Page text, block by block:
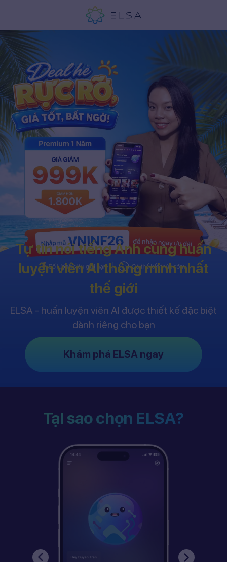
Tự tin nói tiếng Anh cùng huấn
luyện viên AI thông minh nhất
thế giới
ELSA - huấn luyện viên AI được thiết kế đặc biệt
dành riêng cho bạn
Khám phá ELSA ngay
Tại sao chọn ELSA?